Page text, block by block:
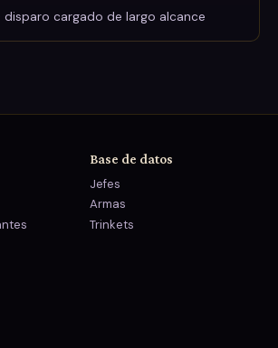
cargado de largo alcance
Base de datos
Jefes
Armas
Trinkets